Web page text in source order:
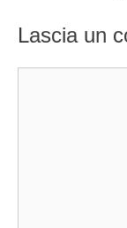
Lascia un